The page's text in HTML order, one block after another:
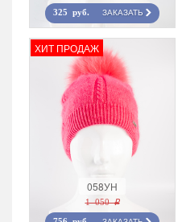
325 руб. ЗАКАЗАТЬ
ХИТ ПРОДАЖ
058УН
1 050 r